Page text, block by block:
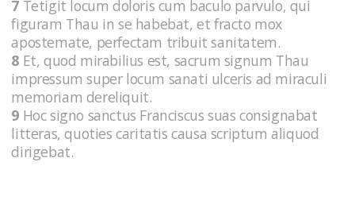
7 Tetigit locum doloris cum baculo parvulo, qui
figuram Thau in se habebat, et fracto mox
apostemate, perfectam tribuit sanitatem.
8 Et, quod mirabilius est, sacrum signum Thau
impressum super locum sanati ulceris ad miraculi
memoriam dereliquit.
9 Hoc signo sanctus Franciscus suas consignabat
litteras, quoties caritatis causa scriptum aliquod
dirigebat.